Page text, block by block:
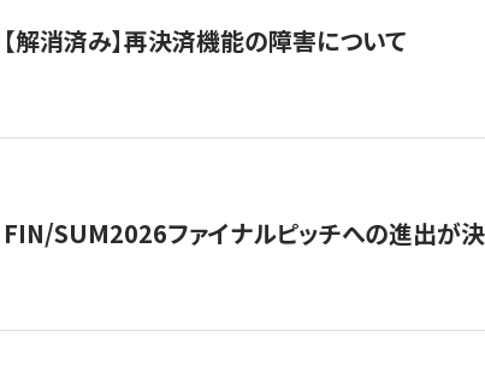
【解消済み】再決済機能の障害について
FIN/SUM2026ファイナルピッチへの進出が決